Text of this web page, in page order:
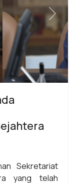
Next
Sekretariat
yang telah